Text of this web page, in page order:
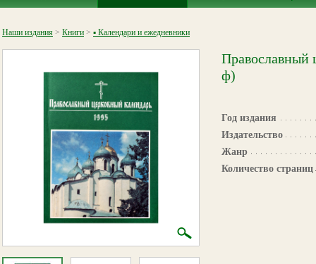
Наши издания > Книги > ▪ Календари и ежедневники
Православный
ф)
Год издания
Издательство
Жанр
Количество страниц